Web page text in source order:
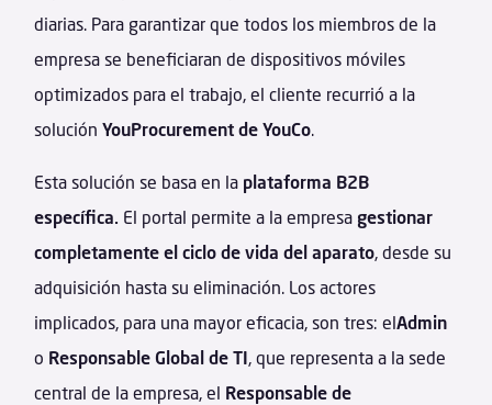
diarias. Para garantizar que todos los miembros de la
empresa se beneficiaran de dispositivos móviles
optimizados para el trabajo, el cliente recurrió a la
soluciónYouProcurement de YouCo
Esta solución se basa en la plataforma B2B
específica. El portal permite a la empresa gestionar
completamente el ciclo de vida del aparato , desde su
adquisición hasta su eliminación. Los actores
implicados, para una mayor eficacia, son tres: elAdmin
o Responsable Global de TI , que representa a la sede
central de la empresa, el Responsable de